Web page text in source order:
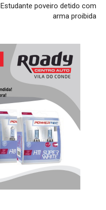
Estudante poveiro detido com
arma proibida